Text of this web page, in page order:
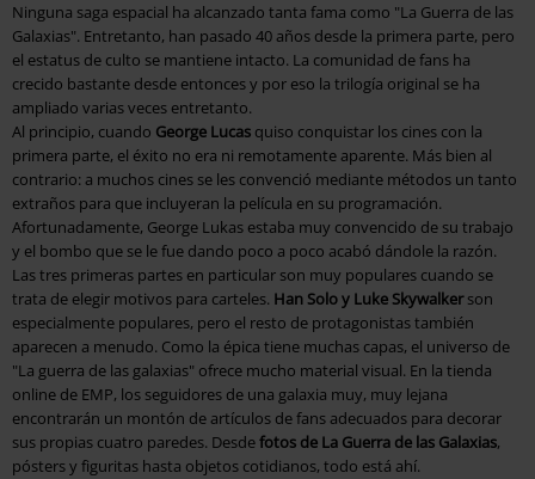
Ninguna saga espacial ha alcanzado tanta fama como "La Guerra de las
Galaxias". Entretanto, han pasado 40 años desde la primera parte, pero
el estatus de culto se mantiene intacto. La comunidad de fans ha
crecido bastante desde entonces y por eso la trilogía original se ha
ampliado varias veces entretanto.
Al principio, cuando George Lucas quiso conquistar los cines con la
primera parte, el éxito no era ni remotamente aparente. Más bien al
contrario: a muchos cines se les convenció mediante métodos un tanto
extraños para que incluyeran la película en su programación.
Afortunadamente, George Lukas estaba muy convencido de su trabajo
y el bombo que se le fue dando poco a poco acabó dándole la razón.
Las tres primeras partes en particular son muy populares cuando se
trata de elegir motivos para carteles. Han Solo y Luke Skywalkerson
especialmente populares, pero el resto de protagonistas también
aparecen a menudo. Como la épica tiene muchas capas, el universo de
"La guerra de las galaxias" ofrece mucho material visual. En la tienda
online de EMP, los seguidores de una galaxia muy, muy lejana
encontrarán un montón de artículos de fans adecuados para decorar
sus propias cuatro paredes. Desdefotos de La Guerra de las Galaxias,
pósters y figuritas hasta objetos cotidianos, todo está ahí.